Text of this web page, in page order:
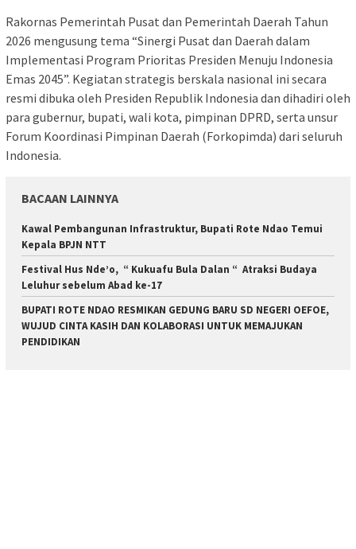
Rakornas Pemerintah Pusat dan Pemerintah Daerah Tahun
2026 mengusung tema “Sinergi Pusat dan Daerah dalam
Implementasi Program Prioritas Presiden Menuju Indonesia
Emas 2045”. Kegiatan strategis berskala nasional ini secara
resmi dibuka oleh Presiden Republik Indonesia dan dihadiri oleh
para gubernur, bupati, wali kota, pimpinan DPRD, serta unsur
Forum Koordinasi Pimpinan Daerah (Forkopimda) dari seluruh
Indonesia.
BACAAN LAINNYA
Kawal Pembangunan Infrastruktur, Bupati Rote Ndao Temui
Kepala BPJN NTT
Festival Hus Nde’o, “ Kukuafu Bula Dalan “ Atraksi Budaya
Leluhur sebelum Abad ke-17
BUPATI ROTE NDAO RESMIKAN GEDUNG BARU SD NEGERI OEFOE,
WUJUD CINTA KASIH DAN KOLABORASI UNTUK MEMAJUKAN
PENDIDIKAN